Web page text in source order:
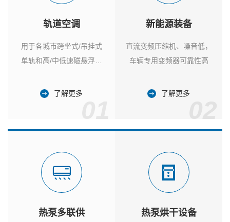
轨道空调
用于各城市跨坐式/吊挂式
单轨和高/中低速磁悬浮列
了解更多
新能源装备
直流变频压缩机、噪音低，
车辆专用变频器可靠性高
了解更多
热泵多联供 热泵烘干设备